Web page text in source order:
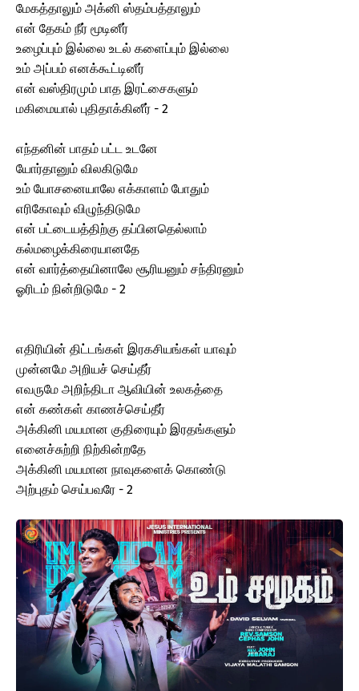
மேகத்தாலும் அக்னி ஸ்தம்பத்தாலும்
என் தேகம் நீர் மூடினீர்
உழைப்பும் இல்லை உடல் களைப்பும் இல்லை
உம் அப்பம் எனக்கூட்டினீர்
என் வஸ்திரமும் பாத இரட்சைகளும்
மகிமையால் புதிதாக்கினீர் - 2
எந்தனின் பாதம் பட்ட உடனே
யோர்தானும் விலகிடுமே
உம் யோசனையாலே எக்காளம் போதும்
எரிகோவும் விழுந்திடுமே
என் பட்டையத்திற்கு தப்பினதெல்லாம்
கல்மழைக்கிரையானதே
என் வார்த்தையினாலே சூரியனும் சந்திரனும்
ஓரிடம் நின்றிடுமே - 2
எதிரியின் திட்டங்கள் இரகசியங்கள் யாவும்
முன்னமே அறியச் செய்தீர்
எவருமே அறிந்திடா ஆவியின் உலகத்தை
என் கண்கள் காணச்செய்தீர்
அக்கினி மயமான குதிரையும் இரதங்களும்
எனைச்சுற்றி நிற்கின்றதே
அக்கினி மயமான நாவுகளைக் கொண்டு
அற்புதம் செய்பவரே - 2